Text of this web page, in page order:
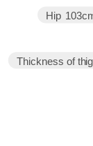
Thickness of
Hip